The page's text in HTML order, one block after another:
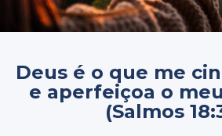
Deus é o que me
e aperfeiçoa o
(Salmos